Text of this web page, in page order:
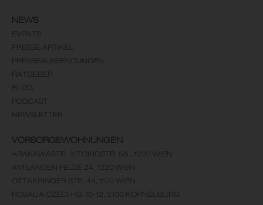
NEWS
EVENTS
PRESSE ARTIKEL
PRESSEAUSSENDUNGEN
RATGEBER
BLOG
PODCAST
NEWSLETTER
VORSORGEWOHNUNGEN
ARAKAWASTR. 3/TOKIOSTR. 5A , 1220 WIEN
AM LANGEN FELDE 24, 1220 WIEN
OTTAKRINGER STR. 44, 1170 WIEN
ROSALIA CZECH-G. 10-12, 2100 KORNEUBURG